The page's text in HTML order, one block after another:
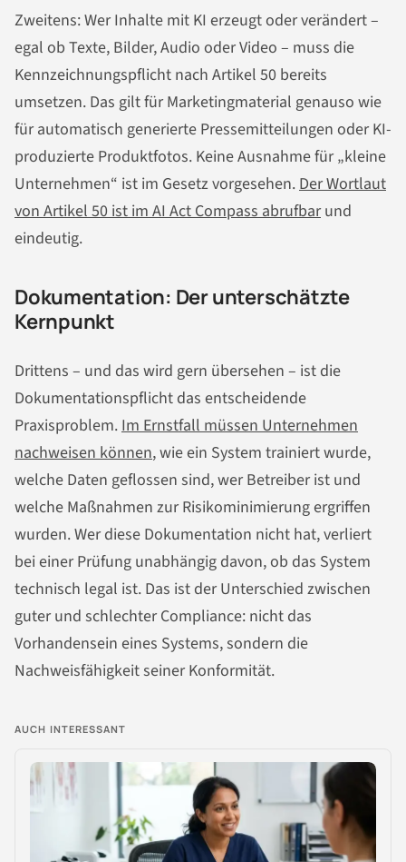
Zweitens: Wer Inhalte mit KI erzeugt oder verändert –
egal ob Texte, Bilder, Audio oder Video – muss die
Kennzeichnungspflicht nach Artikel 50 bereits
umsetzen. Das gilt für Marketingmaterial genauso wie
für automatisch generierte Pressemitteilungen oder KI-
produzierte Produktfotos. Keine Ausnahme für „kleine
Unternehmen“ ist im Gesetz vorgesehen.Der Wortlaut
von Artikel 50 ist im AI Act Compass abrufbarund
eindeutig.
Dokumentation: Der unterschätzte
Kernpunkt
Drittens – und das wird gern übersehen – ist die
Dokumentationspflicht das entscheidende
Praxisproblem. Im Ernstfall müssen Unternehmen
nachweisen können, wie ein System trainiert wurde,
welche Daten geflossen sind, wer Betreiber ist und
welche Maßnahmen zur Risikominimierung ergriffen
wurden. Wer diese Dokumentation nicht hat, verliert
bei einer Prüfung unabhängig davon, ob das System
technisch legal ist. Das ist der Unterschied zwischen
guter und schlechter Compliance: nicht das
Vorhandensein eines Systems, sondern die
Nachweisfähigkeit seiner Konformität.
AUCH INTERESSANT